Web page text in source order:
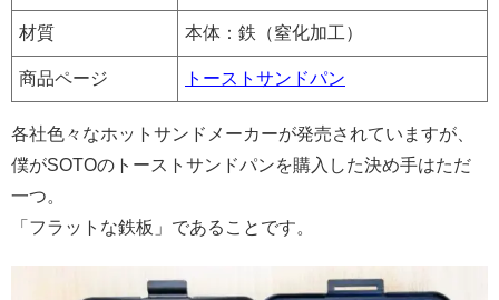
材質 本体：鉄（窒化加工）
商品ページ トーストサンドパン
各社色々なホットサンドメーカーが発売されていますが、
僕がSOTOのトーストサンドパンを購入した決め手はただ
一つ。
「フラットな鉄板」であることです。